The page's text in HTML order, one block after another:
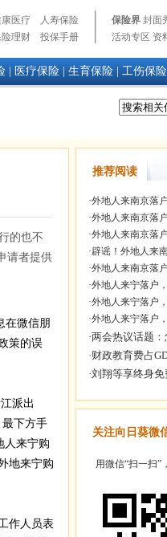
医疗
人寿保险
理财 投保手册
保险界 封面
活动专区 资
医疗保险 生育保险 工伤保险
的也不
请者提供
在微信朋
策的误
派出
下方手
人来宁购
地来宁购
作人员表
推荐阅读
·外地人来南京落
·外地人来南京落
·外地人来南京落
·辟谣！外地人来
·外地人来南京落
·外地人来宁落户
·外地人来宁落户
·外地人来宁落户
关注向日葵微
用微信“扫一扫”